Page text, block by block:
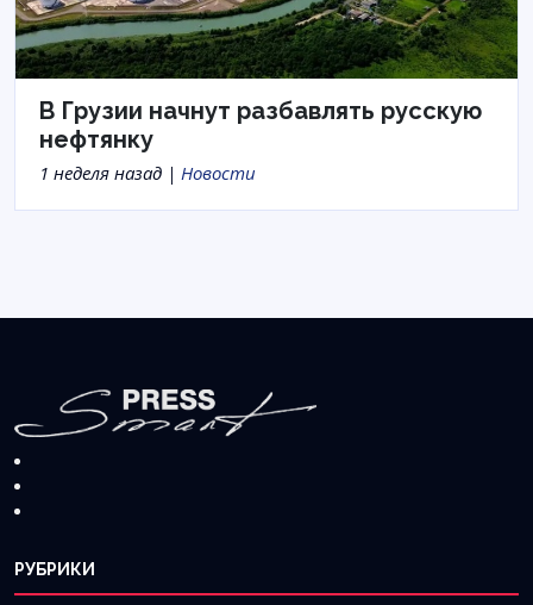
В Грузии начнут разбавлять русскую
нефтянку
1 неделя назад | Новости
РУБРИКИ